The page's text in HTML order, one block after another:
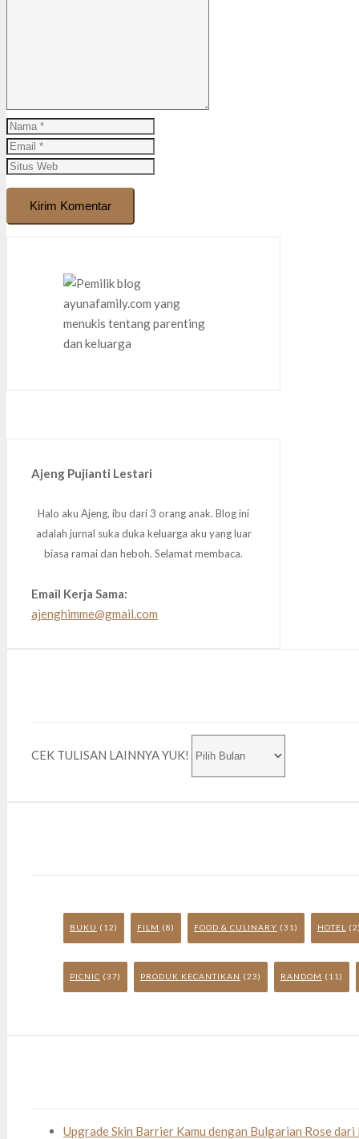
Kirim Komentar
Ajeng Pujianti Lestari
Halo aku Ajeng, ibu dari 3 orang anak. Blog ini
adalah jurnal suka duka keluarga aku yang luar
biasa ramai dan heboh. Selamat membaca.
Email Kerja Sama:
ajenghimme@gmail.com
CEK TULISAN LAINNYA YUK!
BUKU (12) FILM (8) FOOD & CULINARY (31) HOTEL
PICNIC (37) PRODUK KECANTIKAN (23) RANDOM (11)
Upgrade Skin Barrier Kamu dengan Bulgarian Rose